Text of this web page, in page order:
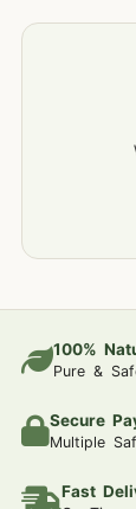
100%
Pure &
Secure
Multiple
Fast